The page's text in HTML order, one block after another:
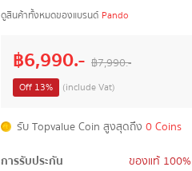
ดูสินค้าทั้งหมดของแบรนด์ Pando
฿6,990.- ฿7,990.-
Off 13% (include Vat)
รับ Topvalue Coin สูงสุดถึง 0 Coins
การรับประกัน
ของแท้ 100%